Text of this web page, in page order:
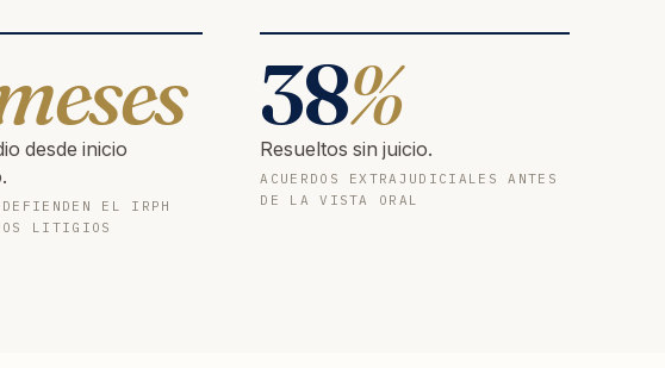
desde inicio
DEFIENDEN EL IRPH
LITIGIOS
38%
Resueltos sin juicio.
ACUERDOS EXTRAJUDICIALES ANTES
DE LA VISTA ORAL